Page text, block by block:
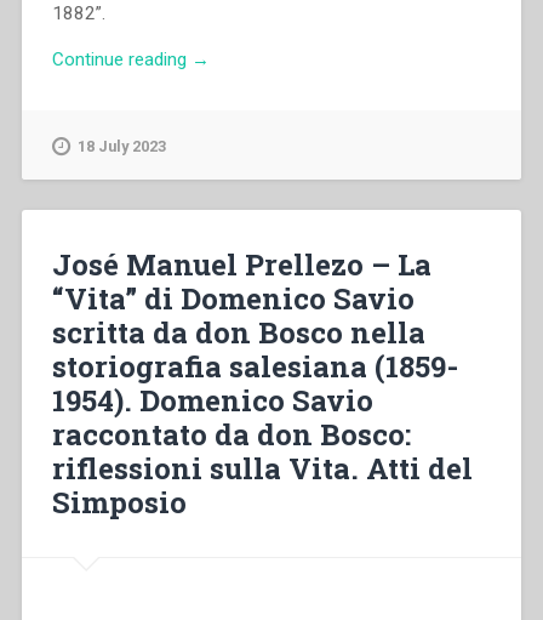
1882”.
Continue reading “Johannes
dei
Salesiani
nella
realtà
dei
paesi
di
lingua
tedesca”
→
18 July 2023
José Manuel Prellezo – La
“Vita” di Domenico Savio
scritta da don Bosco nella
storiografia salesiana (1859-
1954). Domenico Savio
raccontato da don Bosco:
riflessioni sulla Vita. Atti del
Simposio